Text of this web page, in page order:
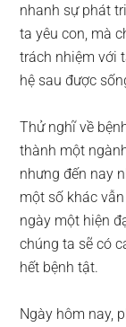
nhanh sự phát
ta yêu con, mà
trách nhiệm với
hệ sau được
Thử nghĩ về
thành một
nhưng đến nay
một số khác
ngày một hiện
chúng ta sẽ có
hết bệnh tật.
Ngày hôm nay,